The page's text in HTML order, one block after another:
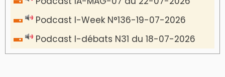
Podcast I-Week N°136-19-07-2026
Podcast I-débats N31 du 18-07-2026